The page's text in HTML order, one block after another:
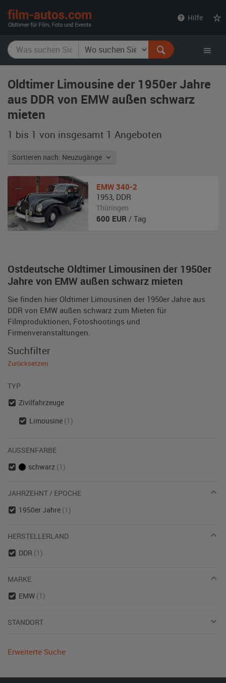
Hilfe
Oldtimer Limousine der 1950er Jahre
aus DDR von EMW außen schwarz
mieten
1 bis 1 von insgesamt 1 Angeboten
Sortieren nach: Neuzugänge
Ostdeutsche Oldtimer Limousinen der 1950er
Jahre von EMW außen schwarz mieten
Sie finden hier Oldtimer Limousinen der 1950er Jahre aus
DDR von EMW außen schwarz zum Mieten für
Filmproduktionen, Fotoshootings und
Firmenveranstaltungen.
EMW 340-2
1953, DDR
Thüringen
600 EUR / Tag
Suchfilter
Zurücksetzen
TYP
Zivilfahrzeuge
Limousine (1)
AUSSENFARBE
schwarz (1)
JAHRZEHNT / EPOCHE
1950er Jahre (1)
HERSTELLERLAND
DDR (1)
MARKE
EMW (1)
STANDORT
Erweiterte Suche